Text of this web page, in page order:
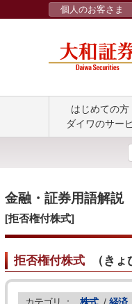
個人のお客さま
はじめての方
ダイワのサー
金融・証券用語解説
[拒否権付株式]
拒否権付株式（きょ